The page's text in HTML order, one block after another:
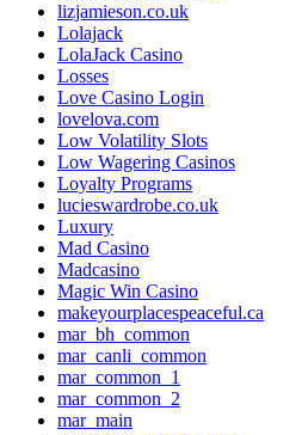
lizjamieson.co.uk
Lolajack
LolaJack Casino
Losses
Love Casino Login
lovelova.com
Low Volatility Slots
Low Wagering Casinos
Loyalty Programs
lucieswardrobe.co.uk
Luxury
Mad Casino
Madcasino
Magic Win Casino
makeyourplacespeaceful.ca
mar_bh_common
mar_canli_common
mar_common_1
mar_common_2
mar_main